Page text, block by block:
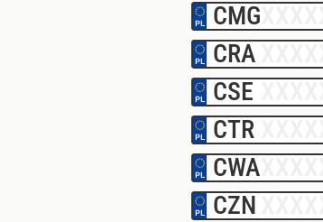
CMG
CRA
CSE
CTR
CWA
CZN